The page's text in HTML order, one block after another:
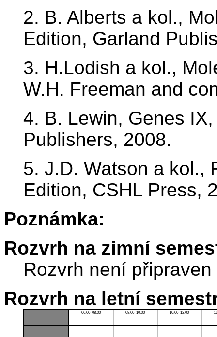
2. B. Alberts a kol.,
Edition, Garland
3. H.Lodish a kol.,
W.H. Freeman and
4. B. Lewin, Genes
Publishers, 2008.
5. J.D. Watson a kol.,
Edition, CSHL Press,
Poznámka:
Rozvrh na zimní
Rozvrh není připraven
Rozvrh na letní
06:00–08:00 08:00–10:00 10:00–12:00